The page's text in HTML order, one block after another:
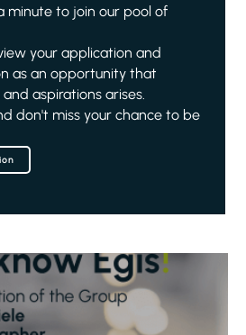
minute to join our pool of
your application and
as an opportunity that
aspirations arises.
don't miss your chance to be